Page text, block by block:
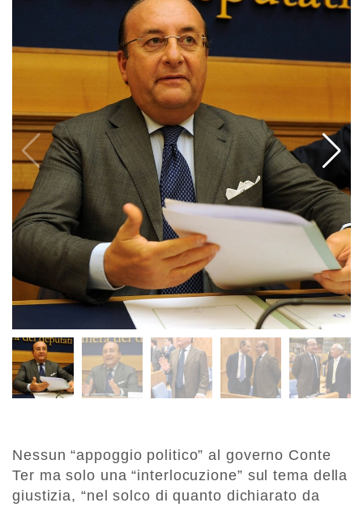
Nessun “appoggio politico” al governo Conte
Ter ma solo una “interlocuzione” sul tema della
giustizia, “nel solco di quanto dichiarato da